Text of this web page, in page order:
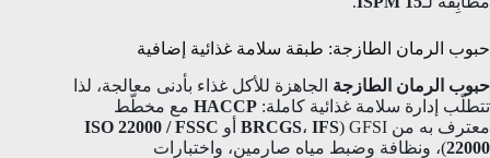
حبوب الرمان الطازجة: طبقة سلامة غذائية إضافية
حبوب الرمان الطازجة الجاهزة للأكل غذاء بأدنى معالجة، لذا
تتطلّب إدارة سلامة غذائية كاملة: HACCP مع مخطّط
معترف به من GFSI (
BRCGS، IFS أو ISO 22000 / FSSC
22000)، ونظافة وضبط مياه صارمين، واختبارات